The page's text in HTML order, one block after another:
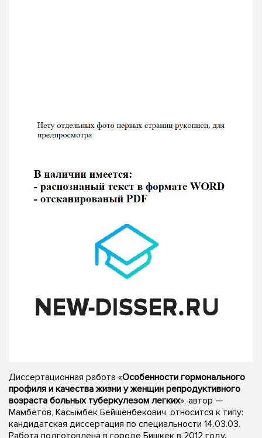
Диссертационная работа «Особенности гормонального
профиля и качества жизни у женщин репродуктивного
возраста больных туберкулезом легких», автор —
Мамбетов, Касымбек Бейшенбекович, относится к типу:
кандидатская диссертация по специальности 14.03.03.
Работа подготовлена в городе Бишкек в 2012 году.